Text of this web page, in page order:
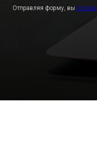
Отправляя форму, вы